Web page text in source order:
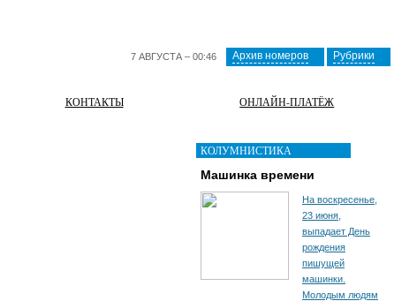
7 АВГУСТА – 00:46 Архив номеров Рубрики
КОНТАКТЫ ОНЛАЙН-ПЛАТЁЖ
КОЛУМНИСТИКА
Машинка времени
На воскресенье,
23 июня,
выпадает День
рождения
пишущей
машинки.
Молодым людям